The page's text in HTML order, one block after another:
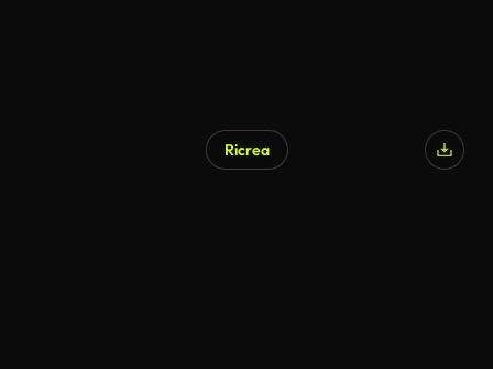
Ricrea